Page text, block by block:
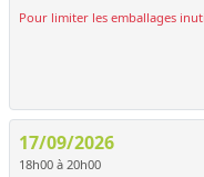
Pour limiter les emballages
17/09/2026
18h00 à 20h00